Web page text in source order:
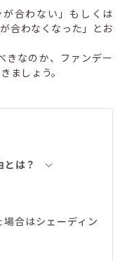
が合わない」もしくは
合わなくなった」とお
きなのか、ファンデー
ましょう。
は？
合はシェーディン